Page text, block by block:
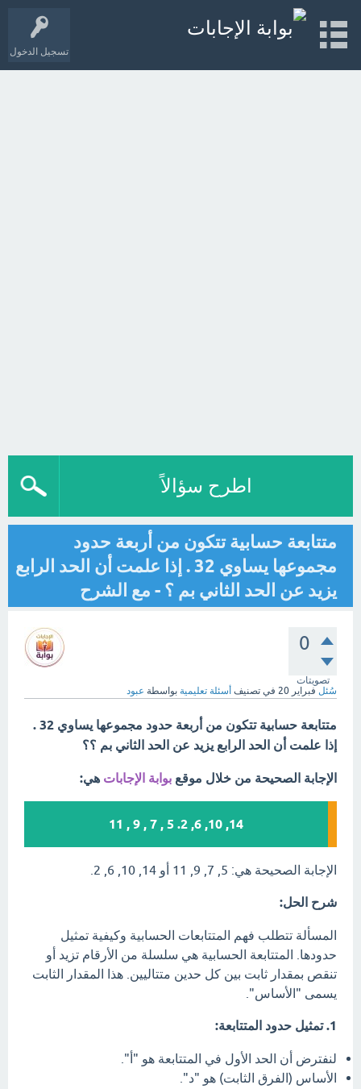
تسجيل الدخول
اطرح سؤالاً
متتابعة حسابية تتكون من أربعة حدود
مجموعها يساوي 32 . إذا علمت أن الحد الرابع
يزيد عن الحد الثاني بم ؟ - مع الشرح
0
تصويتات
سُئل فبراير 20 في تصنيف أسئلة تعليمية بواسطة عبود
متتابعة حسابية تتكون من أربعة حدود مجموعها يساوي 32 .
إذا علمت أن الحد الرابع يزيد عن الحد الثاني بم ؟؟
الإجابة الصحيحة من خلال موقع بوابة الإجابات هي:
14, 10, 6, 2. 5 , 7 , 9 , 11
الإجابة الصحيحة هي: 5, 7, 9, 11 أو 14, 10, 6, 2.
شرح الحل:
المسألة تتطلب فهم المتتابعات الحسابية وكيفية تمثيل
حدودها. المتتابعة الحسابية هي سلسلة من الأرقام تزيد أو
تنقص بمقدار ثابت بين كل حدين متتاليين. هذا المقدار الثابت
يسمى "الأساس".
1. تمثيل حدود المتتابعة:
لنفترض أن الحد الأول في المتتابعة هو "أ".
الأساس (الفرق الثابت) هو "د".